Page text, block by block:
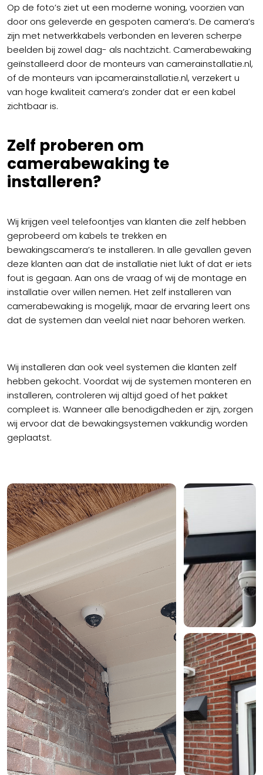
Op de foto’s ziet ut een moderne woning, voorzien van
door ons geleverde en gespoten camera’s. De camera’s
zijn met netwerkkabels verbonden en leveren scherpe
beelden bij zowel dag- als nachtzicht. Camerabewaking
geïnstalleerd door de monteurs van camerainstallatie.nl,
of de monteurs van ipcamerainstallatie.nl, verzekert u
van hoge kwaliteit camera’s zonder dat er een kabel
zichtbaar is.
Zelf proberen om
camerabewaking te
installeren?
Wij krijgen veel telefoontjes van klanten die zelf hebben
geprobeerd om kabels te trekken en
bewakingscamera’s te installeren. In alle gevallen geven
deze klanten aan dat de installatie niet lukt of dat er iets
fout is gegaan. Aan ons de vraag of wij de montage en
installatie over willen nemen. Het zelf installeren van
camerabewaking is mogelijk, maar de ervaring leert ons
dat de systemen dan veelal niet naar behoren werken.
Wij installeren dan ook veel systemen die klanten zelf
hebben gekocht. Voordat wij de systemen monteren en
installeren, controleren wij altijd goed of het pakket
compleet is. Wanneer alle benodigdheden er zijn, zorgen
wij ervoor dat de bewakingsystemen vakkundig worden
geplaatst.